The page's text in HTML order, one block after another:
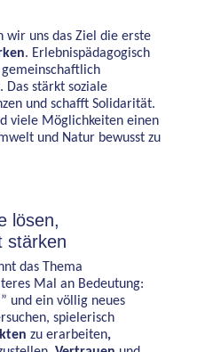
wir uns das Ziel die erste
. Erlebnispädagogisch
Das stärkt soziale
und schafft Solidarität.
viele Möglichkeiten einen
und Natur bewusst zu
lösen,
stärken
das Thema
Mal an Bedeutung:
und ein völlig neues
spielerisch
zu erarbeiten,